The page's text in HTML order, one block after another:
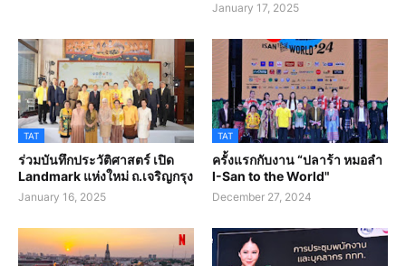
January 17, 2025
TAT
ร่วมบันทึกประวัติศาสตร์ เปิด
Landmark แห่งใหม่ ถ.เจริญกรุง
January 16, 2025
TAT
ครั้งแรกกับงาน “ปลาร้า หมอลำ
I-San to the World"
December 27, 2024